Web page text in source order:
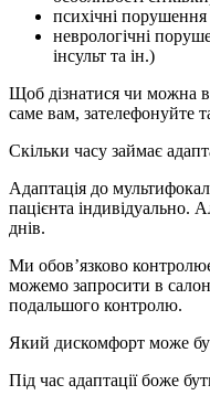
психічні порушення
неврологічні
інсульт та ін.)
Щоб дізнатися чи можна
саме вам, зателефонуйте
Скільки часу займає
Адаптація до
пацієнта індивідуально.
днів.
Ми обов’язково
можемо запросити в салон
подальшого контролю.
Який дискомфорт може
Під час адаптації боже